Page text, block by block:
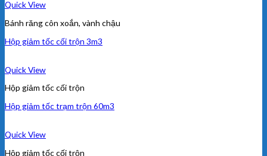
Quick View
Bánh răng côn xoắn, vành chậu
Hộp giảm tốc cối trộn 3m3
Quick View
Hộp giảm tốc cối trộn
Hộp giảm tốc trạm trộn 60m3
Quick View
Hộp giảm tốc cối trộn